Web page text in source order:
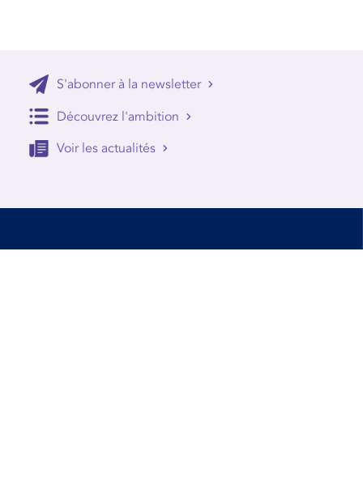
S'abonner à la newsletter
Découvrez l'ambition
Voir les actualités